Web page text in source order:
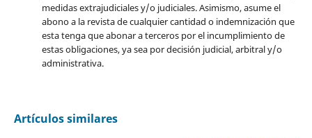
medidas extrajudiciales y/o judiciales. Asimismo, asume el
abono a la revista de cualquier cantidad o indemnización que
esta tenga que abonar a terceros por el incumplimiento de
estas obligaciones, ya sea por decisión judicial, arbitral y/o
administrativa.
Artículos similares